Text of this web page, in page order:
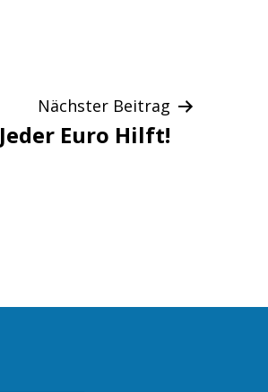
Nächster Beitrag
Jeder Euro Hilft!